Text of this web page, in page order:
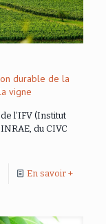
durable de la
vigne
l’IFV (Institut
du CIVC
En savoir +